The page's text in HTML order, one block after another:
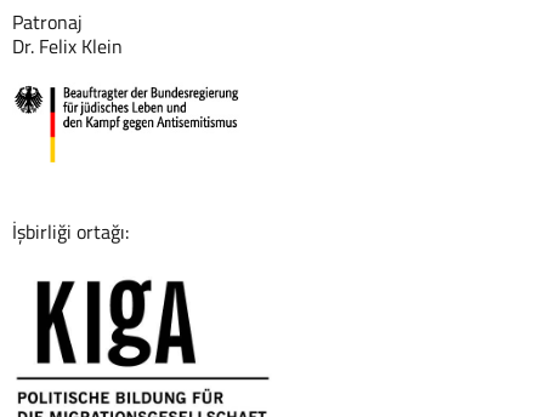
Patronaj
Dr. Felix Klein
İşbirliği ortağı: